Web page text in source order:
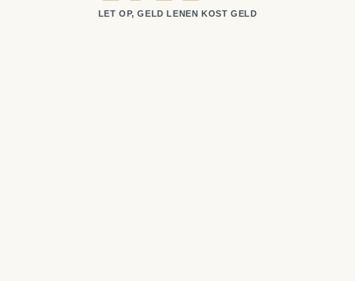
LET OP, GELD LENEN KOST GELD